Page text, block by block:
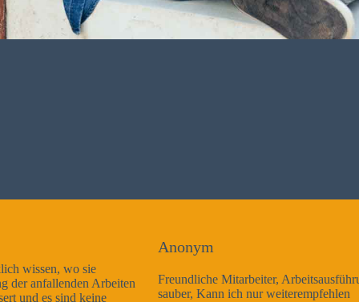
Freundliche Mitarbeiter, Arbeitsausführung sehr gut und sehr
sauber, Kann ich nur weiterempfehlen